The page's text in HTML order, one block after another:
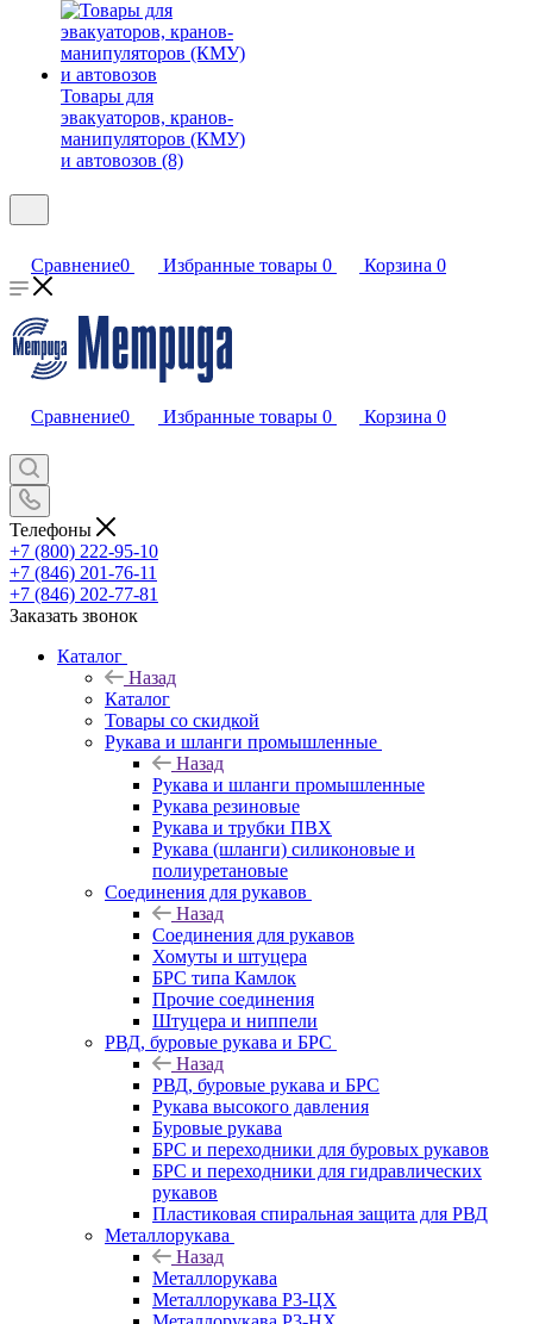
Товары для
эвакуаторов, кранов-
манипуляторов (КМУ)
и автовозов (8)
Сравнение0 Избранные товары 0 Корзина 0
Сравнение0 Избранные товары 0 Корзина 0
Телефоны
+7 (800) 222-95-10
+7 (846) 201-76-11
+7 (846) 202-77-81
Заказать звонок
Каталог
Назад
Каталог
Товары со скидкой
Рукава и шланги промышленные
Назад
Рукава и шланги промышленные
Рукава резиновые
Рукава и трубки ПВХ
Рукава (шланги) силиконовые и
полиуретановые
Соединения для рукавов
Назад
Соединения для рукавов
Хомуты и штуцера
БРС типа Камлок
Прочие соединения
Штуцера и ниппели
РВД, буровые рукава и БРС
Назад
РВД, буровые рукава и БРС
Рукава высокого давления
Буровые рукава
БРС и переходники для буровых рукавов
БРС и переходники для гидравлических
рукавов
Пластиковая спиральная защита для РВД
Металлорукава
Назад
Металлорукава
Металлорукава Р3-ЦХ